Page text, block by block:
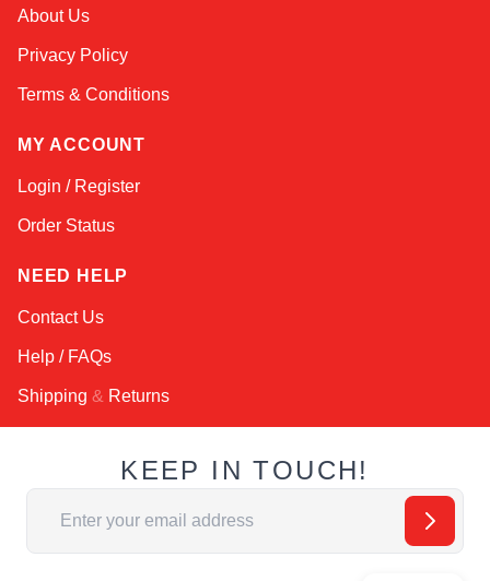
About Us
Privacy Policy
Terms & Conditions
MY ACCOUNT
Login / Register
Order Status
NEED HELP
Contact Us
Help / FAQs
Shipping & Returns
KEEP IN TOUCH!
Email Address